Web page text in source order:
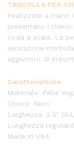
TRACOLLA PER
Realizzate a mano
presentano i
coda a scala. La
sensazione
aggiuntivo di
Caratteristiche
Materiale: Pelle
Colore: Nero
Larghezza: 2.5″
Lunghezza
Made in USA